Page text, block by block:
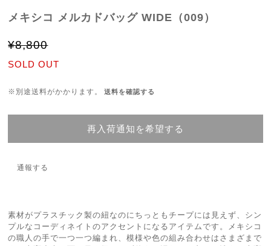
メキシコ メルカドバッグ WIDE（009）
¥8,800
SOLD OUT
※別途送料がかかります。 送料を確認する
再入荷通知を希望する
通報する
素材がプラスチック製の紐なのにちっともチープには見えず、シン
プルなコーディネイトのアクセントになるアイテムです。メキシコ
の職人の手で一つ一つ編まれ、模様や色の組み合わせはさまざまで